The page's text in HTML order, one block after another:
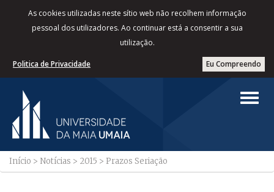
As cookies utilizadas neste sítio web não recolhem informação
pessoal dos utilizadores. Ao continuar está a consentir a sua
utilização.
Eu Compreendo
Politica de Privacidade
Início > Notícias > 2015 > Prazos Seriação